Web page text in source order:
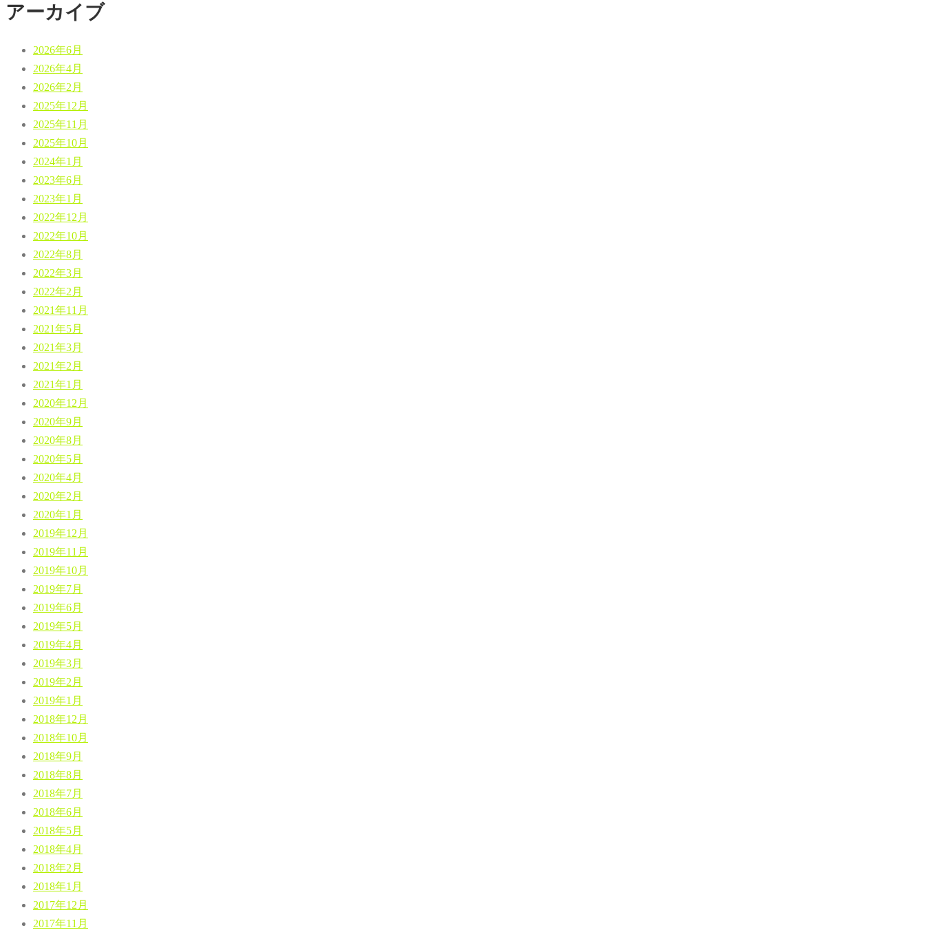
アーカイブ
2026年6月
2026年4月
2026年2月
2025年12月
2025年11月
2025年10月
2024年1月
2023年6月
2023年1月
2022年12月
2022年10月
2022年8月
2022年3月
2022年2月
2021年11月
2021年5月
2021年3月
2021年2月
2021年1月
2020年12月
2020年9月
2020年8月
2020年5月
2020年4月
2020年2月
2020年1月
2019年12月
2019年11月
2019年10月
2019年7月
2019年6月
2019年5月
2019年4月
2019年3月
2019年2月
2019年1月
2018年12月
2018年10月
2018年9月
2018年8月
2018年7月
2018年6月
2018年5月
2018年4月
2018年2月
2018年1月
2017年12月
2017年11月